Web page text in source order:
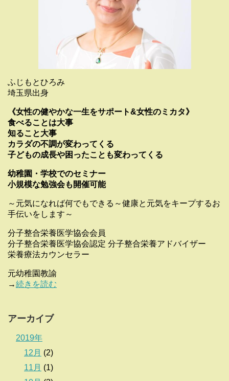
ふじもとひろみ
埼玉県出身
《女性の健やかな一生をサポート&女性のミカタ》
食べることは大事
知ること大事
カラダの不調が変わってくる
子どもの成長や困ったことも変わってくる
幼稚園・学校でのセミナー
小規模な勉強会も開催可能
～元気になれば何でもできる～健康と元気をキープするお
手伝いをします～
分子整合栄養医学協会会員
分子整合栄養医学協会認定 分子整合栄養アドバイザー
栄養療法カウンセラー
元幼稚園教諭
→続きを読む
アーカイブ
2019年
12月 (2)
11月 (1)